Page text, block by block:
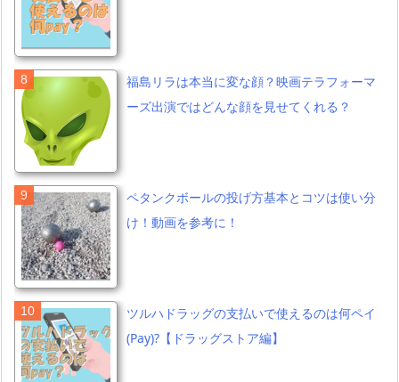
福島リラは本当に変な顔？映画テラフォーマ
ーズ出演ではどんな顔を見せてくれる？
ペタンクボールの投げ方基本とコツは使い分
け！動画を参考に！
ツルハドラッグの支払いで使えるのは何ペイ
(Pay)?【ドラッグストア編】